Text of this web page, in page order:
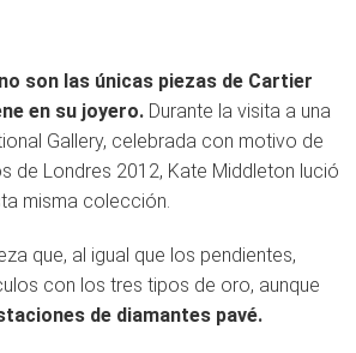
no son las únicas piezas de Cartier
en su joyero. Durante la visita a una
Gallery, celebrada con motivo de
de Londres 2012, Kate Middleton lució
misma colección.
que, al igual que los pendientes,
con los tres tipos de oro, aunque
de diamantes pavé.